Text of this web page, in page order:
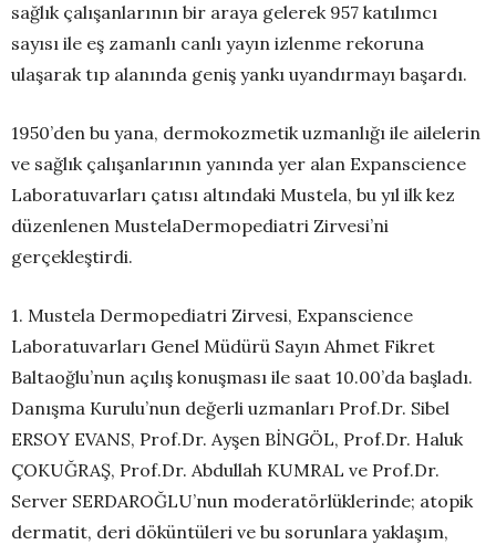
sağlık çalışanlarının bir araya gelerek 957 katılımcı
sayısı ile eş zamanlı canlı yayın izlenme rekoruna
ulaşarak tıp alanında geniş yankı uyandırmayı başardı.
1950’den bu yana, dermokozmetik uzmanlığı ile ailelerin
ve sağlık çalışanlarının yanında yer alan Expanscience
Laboratuvarları çatısı altındaki Mustela, bu yıl ilk kez
düzenlenen MustelaDermopediatri Zirvesi’ni
gerçekleştirdi.
1. Mustela Dermopediatri Zirvesi, Expanscience
Laboratuvarları Genel Müdürü Sayın Ahmet Fikret
Baltaoğlu’nun açılış konuşması ile saat 10.00’da başladı.
Danışma Kurulu’nun değerli uzmanları Prof.Dr. Sibel
ERSOY EVANS, Prof.Dr. Ayşen BİNGÖL, Prof.Dr. Haluk
ÇOKUĞRAŞ, Prof.Dr. Abdullah KUMRAL ve Prof.Dr.
Server SERDAROĞLU’nun moderatörlüklerinde; atopik
dermatit, deri döküntüleri ve bu sorunlara yaklaşım,